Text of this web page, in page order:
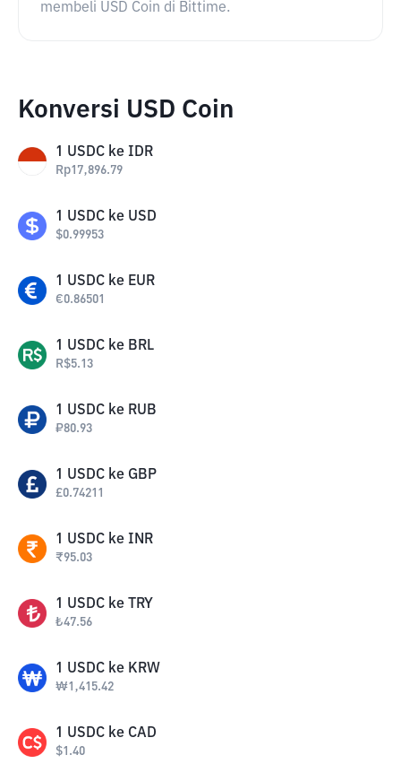
membeli USD Coin di Bittime.
Konversi USD Coin
1 USDC ke IDR
Rp17,896.79
1 USDC ke USD
$0.99953
1 USDC ke EUR
€0.86501
1 USDC ke BRL
R$5.13
1 USDC ke RUB
₽80.93
1 USDC ke GBP
£0.74211
1 USDC ke INR
₹95.03
1 USDC ke TRY
₺47.56
1 USDC ke KRW
₩1,415.42
1 USDC ke CAD
$1.40